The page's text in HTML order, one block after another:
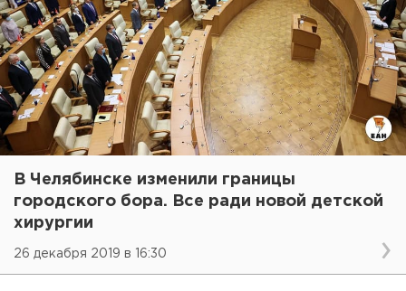
В Челябинске изменили границы
городского бора. Все ради новой детской
хирургии
26 декабря 2019 в 16:30